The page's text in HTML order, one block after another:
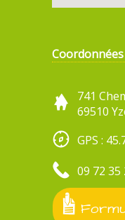
Coordonnées
741
69510
GPS :
09 72 35